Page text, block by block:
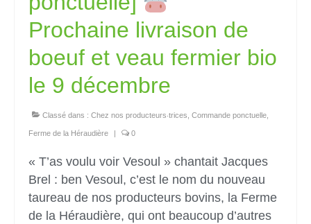
Prochaine livraison de
boeuf et veau fermier bio
le 9 décembre
Classé dans : Chez nos producteurs‧trices Commande ponctuelle
Ferme de la Héraudière 0
« T’as voulu voir Vesoul » chantait Jacques
Brel : ben Vesoul, c’est le nom du nouveau
taureau de nos producteurs bovins, la Ferme
de la Héraudière, qui ont beaucoup d’autres